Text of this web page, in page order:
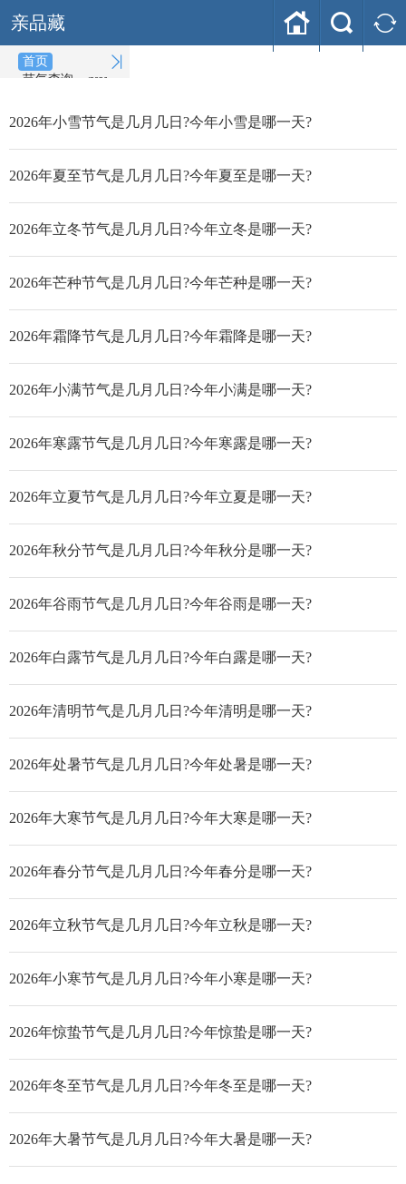
亲品藏   
首页
节气查询
(2026-08-08)

2026年小雪节气是几月几日?今年小雪是哪一天?
2026年夏至节气是几月几日?今年夏至是哪一天?
2026年立冬节气是几月几日?今年立冬是哪一天?
2026年芒种节气是几月几日?今年芒种是哪一天?
2026年霜降节气是几月几日?今年霜降是哪一天?
2026年小满节气是几月几日?今年小满是哪一天?
2026年寒露节气是几月几日?今年寒露是哪一天?
2026年立夏节气是几月几日?今年立夏是哪一天?
2026年秋分节气是几月几日?今年秋分是哪一天?
2026年谷雨节气是几月几日?今年谷雨是哪一天?
2026年白露节气是几月几日?今年白露是哪一天?
2026年清明节气是几月几日?今年清明是哪一天?
2026年处暑节气是几月几日?今年处暑是哪一天?
2026年大寒节气是几月几日?今年大寒是哪一天?
2026年春分节气是几月几日?今年春分是哪一天?
2026年立秋节气是几月几日?今年立秋是哪一天?
2026年小寒节气是几月几日?今年小寒是哪一天?
2026年惊蛰节气是几月几日?今年惊蛰是哪一天?
2026年冬至节气是几月几日?今年冬至是哪一天?
2026年大暑节气是几月几日?今年大暑是哪一天?